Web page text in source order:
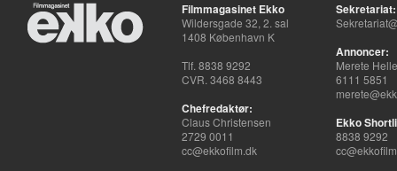
Filmmagasinet Ekko
Wildersgade 32, 2. sal
1408 København K
Tlf. 8838 9292
CVR. 3468 8443
Chefredaktør:
Claus Christensen
2729 0011
cc@ekkofilm.dk
Sekretariat:
Annoncer:
Merete
6111 5851
Ekko
8838 9292